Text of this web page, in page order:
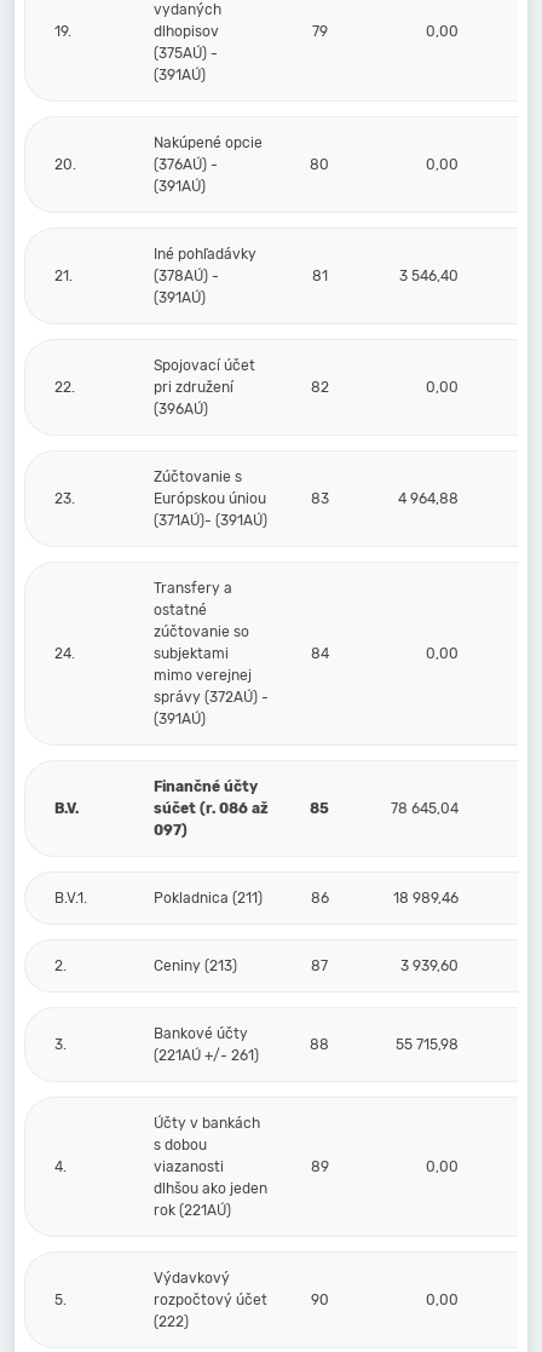
19.
vydaných
dlhopisov
(375AÚ) -
(391AÚ)
79 0,00
20.
Nakúpené opcie
(376AÚ) -
(391AÚ)
80 0,00
21.
Iné pohľadávky
(378AÚ) -
(391AÚ)
81 3 546,40
22.
Spojovací účet
pri združení
(396AÚ)
82 0,00
23.
Zúčtovanie s
Európskou úniou
(371AÚ)- (391AÚ)
83 4 964,88
24.
Transfery a
ostatné
zúčtovanie so
subjektami
mimo verejnej
správy (372AÚ) -
(391AÚ)
84 0,00
B.V.
Finančné účty
súčet (r. 086 až
097)
85 78 645,04
B.V.1. Pokladnica (211) 86 18 989,46
2. Ceniny (213) 87 3 939,60
3.
Bankové účty
(221AÚ +/- 261)
88 55 715,98
4.
Účty v bankách
s dobou
viazanosti
dlhšou ako jeden
rok (221AÚ)
89 0,00
5.
Výdavkový
rozpočtový účet
(222)
90 0,00